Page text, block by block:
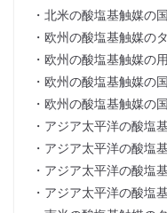
・北米の酸塩基触媒の
・欧州の酸塩基触媒の
・欧州の酸塩基触媒の
・欧州の酸塩基触媒の
・欧州の酸塩基触媒の
・アジア太平洋の酸塩
・アジア太平洋の酸塩
・アジア太平洋の酸塩
・アジア太平洋の酸塩